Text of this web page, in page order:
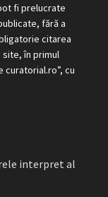
fi prelucrate
fără a
citarea
în primul
curatorial.ro”, cu
interpret al